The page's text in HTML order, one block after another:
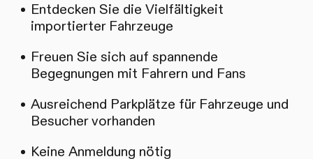
Entdecken Sie die Vielfältigkeit
importierter Fahrzeuge
Freuen Sie sich auf spannende
Begegnungen mit Fahrern und Fans
Ausreichend Parkplätze für Fahrzeuge und
Besucher vorhanden
Keine Anmeldung nötig